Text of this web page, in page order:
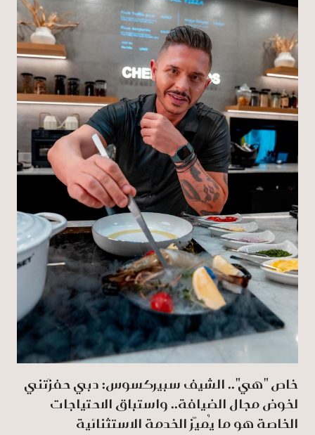
خاص "هي".. الشيف سبيركسوس: دبي حفزَتني
لخوض مجال الضيافة.. واستباق الاحتياجات
الخاصة هو ما يُميّز الخدمة الاستثنائية